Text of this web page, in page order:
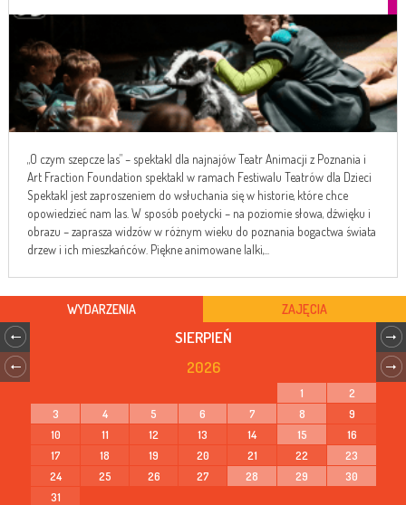
„O czym szepcze las” – spektakl dla najnajów Teatr Animacji z Poznania i
Art Fraction Foundation spektakl w ramach Festiwalu Teatrów dla Dzieci
Spektakl jest zaproszeniem do wsłuchania się w historie, które chce
opowiedzieć nam las. W sposób poetycki – na poziomie słowa, dźwięku i
obrazu – zaprasza widzów w różnym wieku do poznania bogactwa świata
drzew i ich mieszkańców. Piękne animowane lalki,...
WYDARZENIA ZAJĘCIA
SIERPIEŃ
2026
1
2
3
4 5 6 7 8
9
10
11 12 13 14 15
16
17
18 19 20 21 22
23
24
25 26 27 28 29
30
31